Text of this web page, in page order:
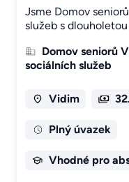
Jsme Domov
služeb s
Domov seniorů
sociálních služeb
Vidim
Plný úvazek
Vhodné pro